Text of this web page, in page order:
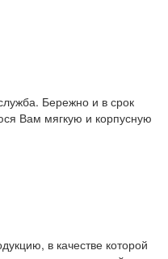
Бережно и в срок
Вам мягкую и корпусную
в качестве которой